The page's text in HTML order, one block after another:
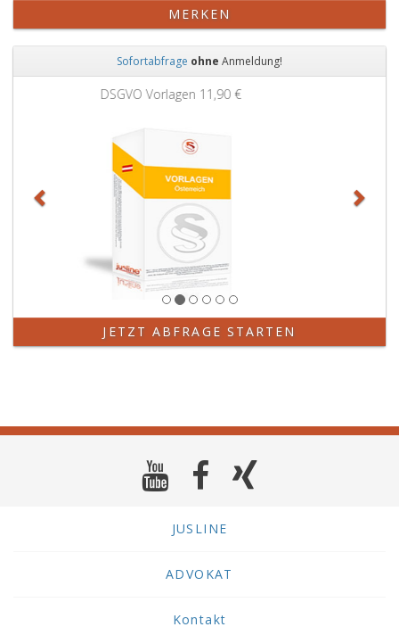
MERKEN
Sofortabfrage ohne Anmeldung!
Grundbuchauszug 11,90 €
JETZT ABFRAGE STARTEN
JUSLINE
ADVOKAT
Kontakt